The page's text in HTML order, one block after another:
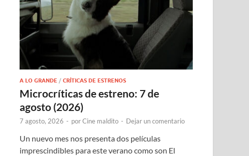
A LO GRANDE /CRÍTICAS DE ESTRENOS
Microcríticas de estreno: 7 de
agosto (2026)
7 agosto, 2026 - porCine maldito - Dejar un comentario
Un nuevo mes nos presenta dos películas
imprescindibles para este verano como son El